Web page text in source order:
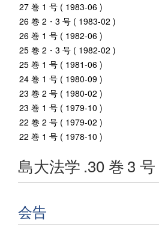
27 巻 1 号 ( 1983-06 )
26 巻 2・3 号 ( 1983-02 )
26 巻 1 号 ( 1982-06 )
25 巻 2・3 号 ( 1982-02 )
25 巻 1 号 ( 1981-06 )
24 巻 1 号 ( 1980-09 )
23 巻 2 号 ( 1980-02 )
23 巻 1 号 ( 1979-10 )
22 巻 2 号 ( 1979-02 )
22 巻 1 号 ( 1978-10 )
島大法学 .30 巻3 号
会告